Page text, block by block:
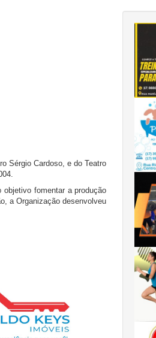
Sérgio Cardoso, e do Teatro
fomentar a produção
a Organização desenvolveu